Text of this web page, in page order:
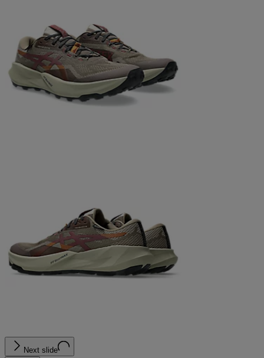
Next slide